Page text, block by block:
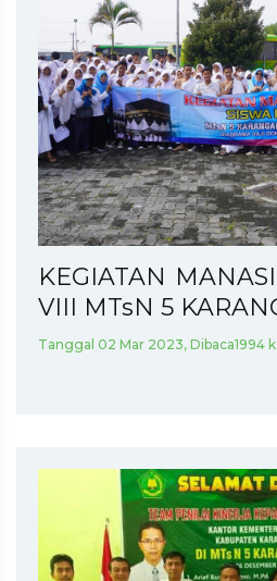
KEGIATAN
VIII MTsN 5
Tanggal 02 Mar 2023, Dibaca1994